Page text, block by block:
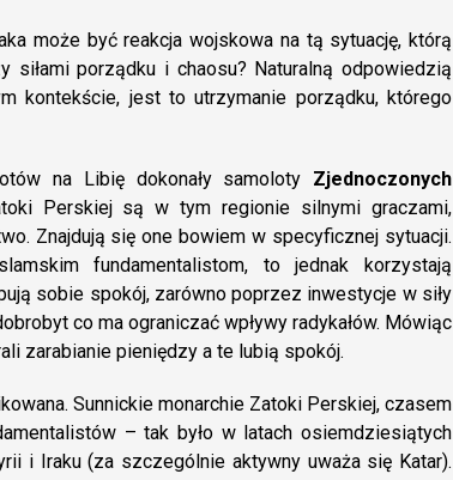
może być reakcja wojskowa na tą sytuację, którą
siłami porządku i chaosu? Naturalną odpowiedzią
kontekście, jest to utrzymanie porządku, którego
na Libię dokonały samoloty Zjednoczonych
Perskiej są w tym regionie silnymi graczami,
Znajdują się one bowiem w specyficznej sytuacji.
fundamentalistom, to jednak korzystają
sobie spokój, zarówno poprzez inwestycje w siły
co ma ograniczać wpływy radykałów. Mówiąc
zarabianie pieniędzy a te lubią spokój.
Sunnickie monarchie Zatoki Perskiej, czasem
– tak było w latach osiemdziesiątych
i Iraku (za szczególnie aktywny uważa się Katar).